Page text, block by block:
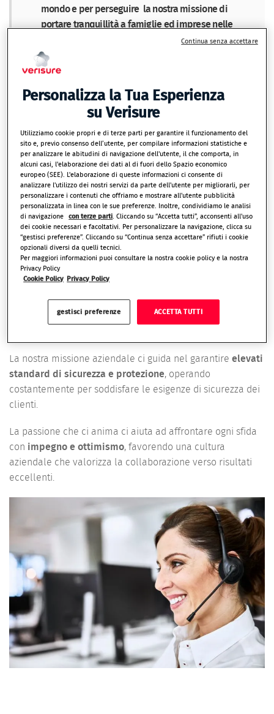
mondo e per perseguire la nostra missione di
portare tranquillità a famiglie ed imprese nelle
generazioni a venire, tramite un’organizzazione di
livello mondiale ad alte prestazioni.
Austin Lally - CEO Verisure
Passione in tutto
quello che
facciamo
Le persone in Verisure si distinguono perenergia
La nostra missione aziendale ci guida nel garantire elevati
standard di sicurezza e protezione, operando
costantemente per soddisfare le esigenze di sicurezza dei
clienti.
La passione che ci anima ci aiuta ad affrontare ogni sfida
con impegno e ottimismo, favorendo una cultura
aziendale che valorizza la collaborazione verso risultati
eccellenti.
Personalizza la Tua Esperienza
su Verisure
Utilizziamo cookie propri e di terze parti per garantire il funzionamento del
sito e, previo consenso dell’utente, per compilare informazioni statistiche e
per analizzare le abitudini di navigazione dell'utente, il che comporta, in
alcuni casi, l'elaborazione dei dati al di fuori dello Spazio economico
europeo (SEE). L'elaborazione di queste informazioni ci consente di
analizzare l'utilizzo dei nostri servizi da parte dell'utente per migliorarli, per
personalizzare i contenuti che offriamo e mostrare all'utente pubblicità
personalizzata in linea con le sue preferenze. Inoltre, condividiamo le analisi
di navigazione
con terze parti . Cliccando su “Accetta tutti”, acconsenti all'uso
dei cookie necessari e facoltativi. Per personalizzare la navigazione, clicca su
“gestisci preferenze”. Cliccando su “Continua senza accettare” rifiuti i cookie
opzionali diversi da quelli tecnici.
Per maggiori informazioni puoi consultare la nostra cookie policy e la nostra
Privacy Policy
Cookie Policy
Privacy Policy
gestisci preferenze ACCETTA TUTTI
Continua senza accettare